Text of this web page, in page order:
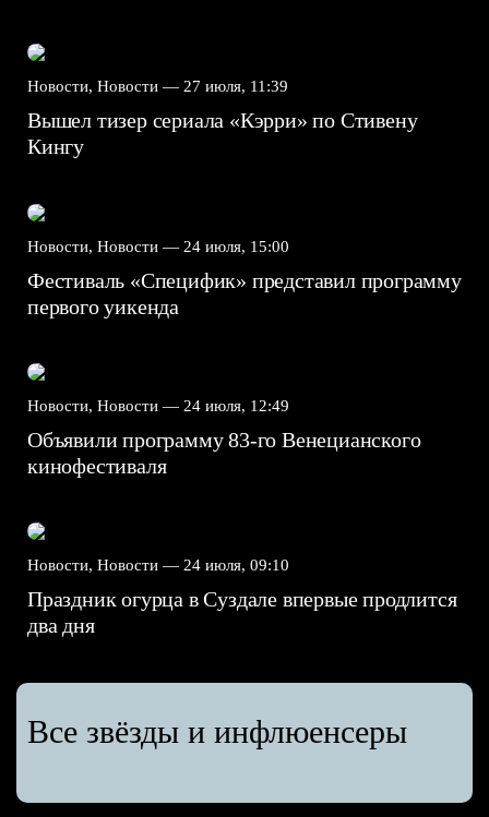
Новости, Новости — 27 июля, 11:39
Вышел тизер сериала «Кэрри» по Стивену
Кингу
Новости, Новости — 24 июля, 15:00
Фестиваль «Специфик» представил программу
первого уикенда
Новости, Новости — 24 июля, 12:49
Объявили программу 83-го Венецианского
кинофестиваля
Новости, Новости — 24 июля, 09:10
Праздник огурца в Суздале впервые продлится
два дня
Все звёзды и инфлюенсеры